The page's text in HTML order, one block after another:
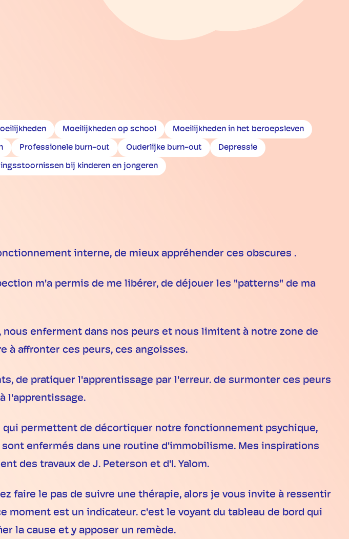
Moeilijkheden op school Moeilijkheden in het beroepsleven
Professionele burn-out Ouderlijke burn-out Depressie
bij kinderen en jongeren
interne, de mieux appréhender ces obscures .
m'a permis de me libérer, de déjouer les "patterns" de ma
enferment dans nos peurs et nous limitent à notre zone de
à affronter ces peurs, ces angoisses.
de pratiquer l'apprentissage par l'erreur. de surmonter ces peurs
l'apprentissage.
permettent de décortiquer notre fonctionnement psychique,
enfermés dans une routine d'immobilisme. Mes inspirations
des travaux de J. Peterson et d'I. Yalom.
faire le pas de suivre une thérapie, alors je vous invite à ressentir
est un indicateur. c'est le voyant du tableau de bord qui
la cause et y apposer un remède.